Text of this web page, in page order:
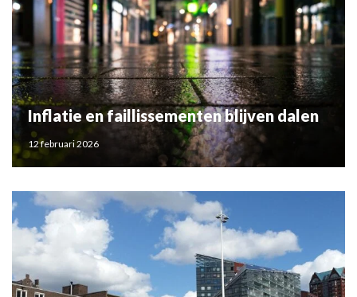
Inflatie en faillissementen blijven dalen
12 februari 2026